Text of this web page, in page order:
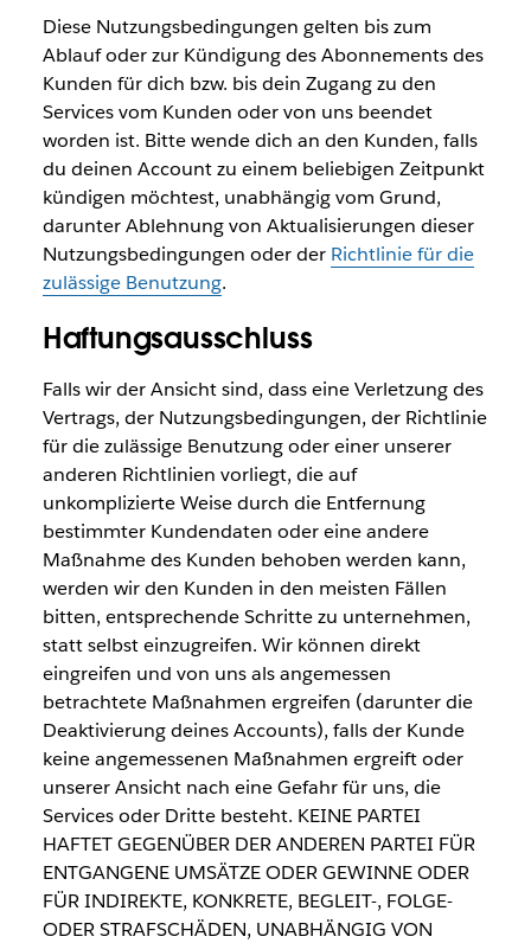
Diese Nutzungsbedingungen gelten bis zum
Ablauf oder zur Kündigung des Abonnements des
Kunden für dich bzw. bis dein Zugang zu den
Services vom Kunden oder von uns beendet
worden ist. Bitte wende dich an den Kunden, falls
du deinen Account zu einem beliebigen Zeitpunkt
kündigen möchtest, unabhängig vom Grund,
darunter Ablehnung von Aktualisierungen dieser
Nutzungsbedingungen oder der Richtlinie für die
zulässige Benutzung.
Haftungsausschluss
Falls wir der Ansicht sind, dass eine Verletzung des
Vertrags, der Nutzungsbedingungen, der Richtlinie
für die zulässige Benutzung oder einer unserer
anderen Richtlinien vorliegt, die auf
unkomplizierte Weise durch die Entfernung
bestimmter Kundendaten oder eine andere
Maßnahme des Kunden behoben werden kann,
werden wir den Kunden in den meisten Fällen
bitten, entsprechende Schritte zu unternehmen,
statt selbst einzugreifen. Wir können direkt
eingreifen und von uns als angemessen
betrachtete Maßnahmen ergreifen (darunter die
Deaktivierung deines Accounts), falls der Kunde
keine angemessenen Maßnahmen ergreift oder
unserer Ansicht nach eine Gefahr für uns, die
Services oder Dritte besteht. KEINE PARTEI
HAFTET GEGENÜBER DER ANDEREN PARTEI FÜR
ENTGANGENE UMSÄTZE ODER GEWINNE ODER
FÜR INDIREKTE, KONKRETE, BEGLEIT-, FOLGE-
ODER STRAFSCHÄDEN, UNABHÄNGIG VON